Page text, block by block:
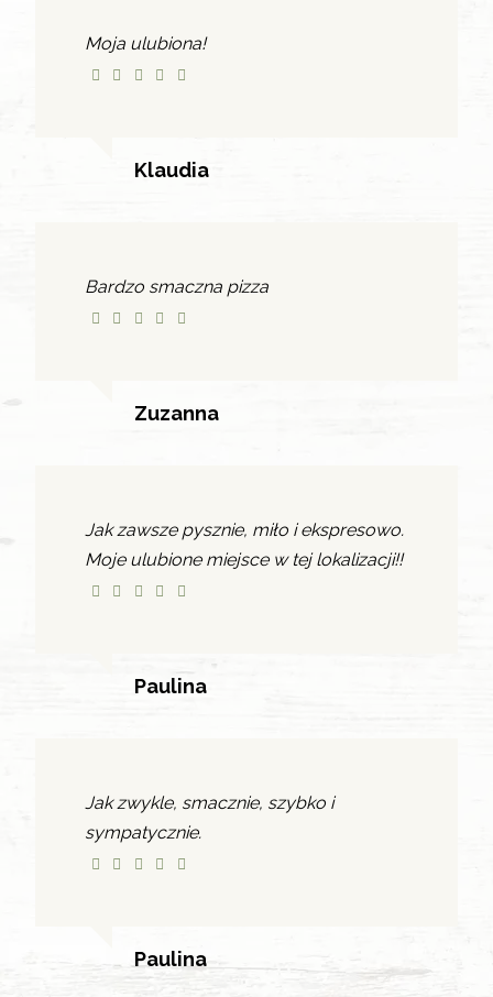
Moja ulubiona!
Klaudia
Bardzo smaczna pizza
Zuzanna
Jak zawsze pysznie, miło i ekspresowo.
Moje ulubione miejsce w tej lokalizacji!!
Paulina
Jak zwykle, smacznie, szybko i
sympatycznie.
Paulina